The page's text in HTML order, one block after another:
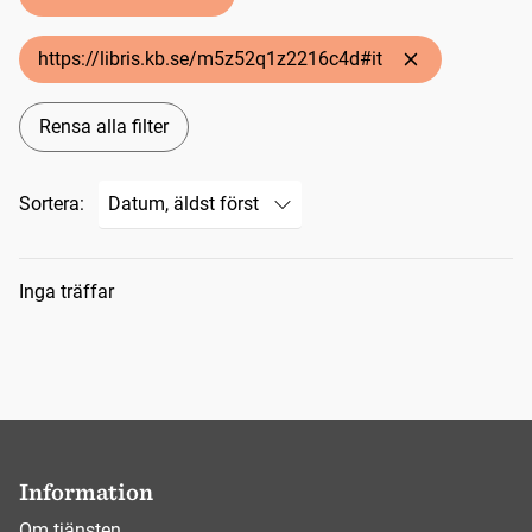
https://libris.kb.se/m5z52q1z2216c4d#it
Rensa alla filter
Sortera:
Sökresultat
Inga träffar
Information